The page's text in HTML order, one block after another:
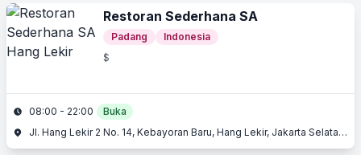
Restoran Sederhana SA
Padang
Indonesia
$
08:00 - 22:00
Buka
Jl. Hang Lekir 2 No. 14, Kebayoran Baru, Hang Lekir, Jakarta Selatan, Jakarta